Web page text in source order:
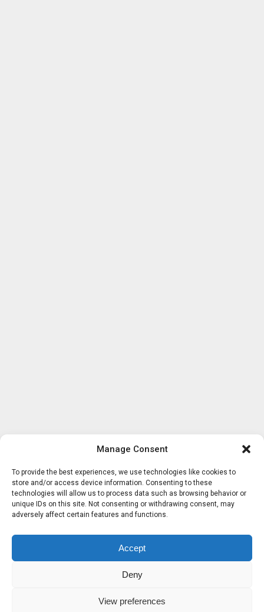
Manage Consent
To provide the best experiences, we use technologies like cookies to
store and/or access device information. Consenting to these
technologies will allow us to process data such as browsing behavior or
unique IDs on this site. Not consenting or withdrawing consent, may
adversely affect certain features and functions.
Accept
Deny
View preferences